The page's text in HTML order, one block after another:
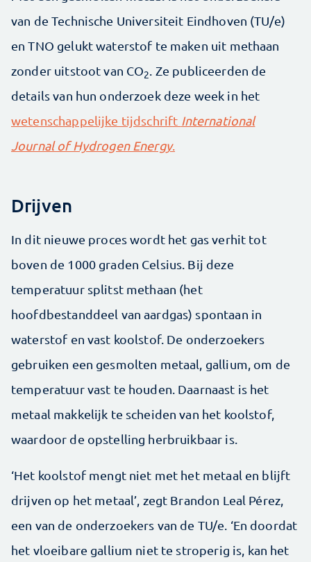
van de Technische Universiteit Eindhoven (TU/e)
en TNO gelukt waterstof te maken uit methaan
zonder uitstoot van CO2. Ze publiceerden de
details van hun onderzoek deze week in het
wetenschappelijke tijdschrift International
Journal of Hydrogen Energy.
Drijven
In dit nieuwe proces wordt het gas verhit tot
boven de 1000 graden Celsius. Bij deze
temperatuur splitst methaan (het
hoofdbestanddeel van aardgas) spontaan in
waterstof en vast koolstof. De onderzoekers
gebruiken een gesmolten metaal, gallium, om de
temperatuur vast te houden. Daarnaast is het
metaal makkelijk te scheiden van het koolstof,
waardoor de opstelling herbruikbaar is.
‘Het koolstof mengt niet met het metaal en blijft
drijven op het metaal’, zegt Brandon Leal Pérez,
een van de onderzoekers van de TU/e. ‘En doordat
het vloeibare gallium niet te stroperig is, kan het